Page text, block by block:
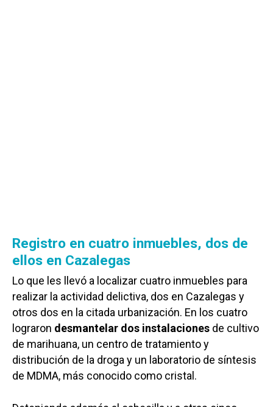
Registro en cuatro inmuebles, dos de
ellos en Cazalegas
Lo que les llevó a localizar cuatro inmuebles para
realizar la actividad delictiva, dos en Cazalegas y
otros dos en la citada urbanización. En los cuatro
lograron desmantelar dos instalaciones de cultivo
de marihuana, un centro de tratamiento y
distribución de la droga y un laboratorio de síntesis
de MDMA, más conocido como cristal.